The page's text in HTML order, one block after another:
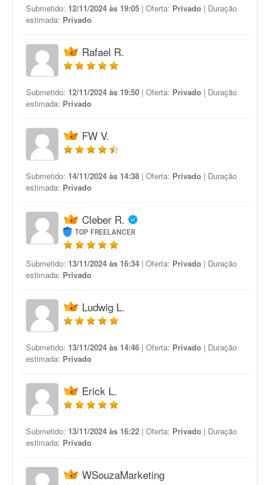
Submetido: 12/11/2024 às 19:05 | Oferta: Privado | Duração
estimada: Privado
Rafael R.
Submetido: 12/11/2024 às 19:50 | Oferta: Privado | Duração
estimada: Privado
FW V.
Submetido: 14/11/2024 às 14:38 | Oferta: Privado | Duração
estimada: Privado
Cleber R.
TOP FREELANCER
Submetido: 13/11/2024 às 16:34 | Oferta: Privado | Duração
estimada: Privado
Ludwig L.
Submetido: 13/11/2024 às 14:46 | Oferta: Privado | Duração
estimada: Privado
Erick L.
Submetido: 13/11/2024 às 16:22 | Oferta: Privado | Duração
estimada: Privado
WSouzaMarketing